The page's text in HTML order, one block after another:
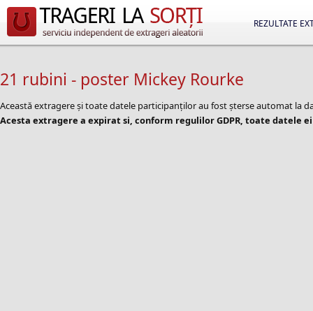
REZULTATE
21 rubini - poster Mickey Rourke
Această extragere și toate datele participanților au fost șterse automat la
Acesta extragere a expirat si, conform regulilor GDPR, toate datele